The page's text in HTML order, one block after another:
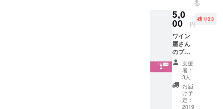
とを体感し
てほしい！
概要文
自由が丘ワ
イナリー計
画を発表し
ていろいろ
です。
＊ワイ
ン職人
特製ロ
ゼワイ
ンが人
気商品
の為、
同等品
での対
応とな
る場合
る
5,0
00 円
残り33
ワイン
屋さん
のブド
ウ
ジュー
ス 1本
提供 ワ
インが
飲めな
いけど
支援
者：
3人
お届
け予
定：
2019